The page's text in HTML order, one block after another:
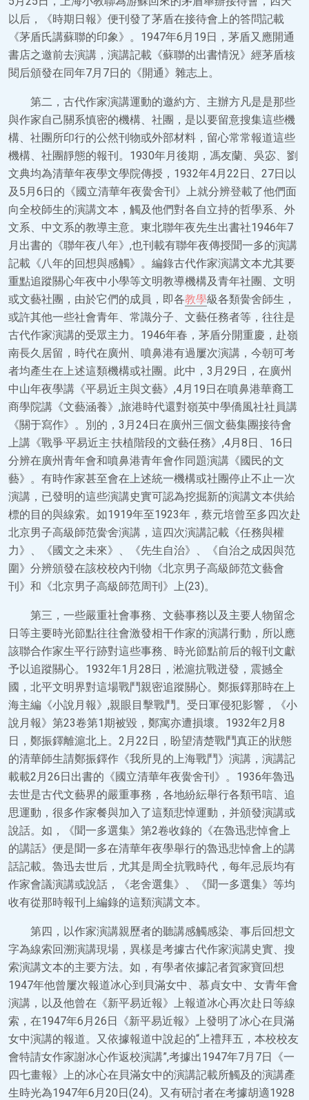
以后，《時期日報》便刊發了茅盾在接待會上的答問記載
《茅盾氏講蘇聯的印象》。1947年6月19日，茅盾又應開通
書店之邀前去演講，演講記載《蘇聯的出書情況》經茅盾核
閱后頒發在同年7月7日的《開通》雜志上。
第二，古代作家演講運動的邀約方、主辦方凡是是那些
與作家自己關系慎密的機構、社團，是以要留意搜集這些機
構、社團所印行的公然刊物或外部材料，留心常常報道這些
機構、社團靜態的報刊。1930年月後期，馮友蘭、吳宓、劉
文典均為清華年夜學文學院傳授，1932年4月22日、27日以
及5月6日的《國立清華年夜黌舍刊》上就分辨登載了他們面
向全校師生的演講文本，觸及他們對各自立持的哲學系、外
文系、中文系的教導主意。東北聯年夜先生出書社1946年7
月出書的《聯年夜八年》,也刊載有聯年夜傳授聞一多的演講
記載《八年的回想與感觸》。編錄古代作家演講文本尤其要
重點追蹤關心年夜中小學等文明教導機構及青年社團、文明
或文藝社團，由於它們的成員，即各教學級各類黌舍師生，
或許其他一些社會青年、常識分子、文藝任務者等，往往是
古代作家演講的受眾主力。1946年春，茅盾分開重慶，赴嶺
南長久居留，時代在廣州、噴鼻港有過屢次演講，今朝可考
者均產生在上述這類機構或社團。此中，3月29日，在廣州
中山年夜學講《平易近主與文藝》,4月19日在噴鼻港華裔工
商學院講《文藝涵養》,旅港時代還對嶺英中學僑風社社員講
《關于寫作》。別的，3月24日在廣州三個文藝集團接待會
上講《戰爭·平易近主·扶植階段的文藝任務》,4月8日、16日
分辨在廣州青年會和噴鼻港青年會作同題演講《國民的文
藝》。有時作家甚至會在上述統一機構或社團停止不止一次
演講，已發明的這些演講史實可認為挖掘新的演講文本供給
標的目的與線索。如1919年至1923年，蔡元培曾至多四次赴
北京男子高級師范黌舍演講，這四次演講記載《任務與權
力》、《國文之未來》、《先生自治》、《自治之成因與范
圍》分辨頒發在該校校內刊物《北京男子高級師范文藝會
刊》和《北京男子高級師范周刊》上(23)。
第三，一些嚴重社會事務、文藝事務以及主要人物留念
日等主要時光節點往往會激發相干作家的演講行動，所以應
該聯合作家生平行跡對這些事務、時光節點前后的報刊文獻
予以追蹤關心。1932年1月28日，淞滬抗戰迸發，震撼全
國，北平文明界對這場戰鬥親密追蹤關心。鄭振鐸那時在上
海主編《小說月報》,親眼目擊戰鬥。受日軍侵犯影響，《小
說月報》第23卷第1期被毀，鄭寓亦遭損壞。1932年2月8
日，鄭振鐸離滬北上。2月22日，盼望清楚戰鬥真正的狀態
的清華師生請鄭振鐸作《我所見的上海戰鬥》演講，演講記
載載2月26日出書的《國立清華年夜黌舍刊》。1936年魯迅
去世是古代文藝界的嚴重事務，各地紛紜舉行各類弔唁、追
思運動，很多作家餐與加入了這類悲悼運動，并頒發演講或
說話。如，《聞一多選集》第2卷收錄的《在魯迅悲悼會上
的講話》便是聞一多在清華年夜學舉行的魯迅悲悼會上的講
話記載。魯迅去世后，尤其是周全抗戰時代，每年忌辰均有
作家會議演講或說話，《老舍選集》、《聞一多選集》等均
收有從那時報刊上編錄的這類演講文本。
第四，以作家演講親歷者的聽講感觸感染、事后回想文
字為線索回溯演講現場，異樣是考據古代作家演講史實、搜
索演講文本的主要方法。如，有學者依據記者賀家寶回想
1947年他曾屢次報道冰心到貝滿女中、慕貞女中、女青年會
演講，以及他曾在《新平易近報》上報道冰心再次赴日等線
索，在1947年6月26日《新平易近報》上發明了冰心在貝滿
女中演講的報道。又依據報道中說起的“上禮拜五，本校校友
會特請女作家謝冰心作返校演講”,考據出1947年7月7日《一
四七畫報》上的冰心在貝滿女中的演講記載所觸及的演講產
生時光為1947年6月20日(24)。又有研討者在考據胡適1928